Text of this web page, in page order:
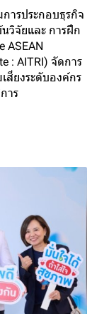
ารประกอบธุรกิจ
วิจัยและ การฝึก
ASEAN
: AITRI) จัดการ
สี่ยงระดับองค์กร
าร